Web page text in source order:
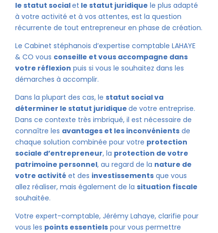
le statut socialet le statut juridique le plus adapté
à votre activité et à vos attentes, est la question
récurrente de tout entrepreneur en phase de création.
Le Cabinet stéphanois d’expertise comptable LAHAYE
& CO vous conseille et vous accompagne dans
votre réflexion puis si vous le souhaitez dans les
démarches à accomplir.
Dans la plupart des cas, lestatut social va
déterminer le statut juridiquede votre entreprise.
Dans ce contexte très imbriqué, il est nécessaire de
connaître les avantages et les inconvénients de
chaque solution combinée pour votre protection
sociale d’entrepreneur, la protection de votre
patrimoine personnel, au regard de la nature de
votre activité et des investissements que vous
allez réaliser, mais également de lasituation fiscale
souhaitée.
Votre expert-comptable, Jérémy Lahaye, clarifie pour
vous les points essentiels pour vous permettre